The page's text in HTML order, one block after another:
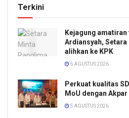
Terkini
Kejagung
Ardiansyah,
alihkan ke KPK
5 AGUSTUS 2026
Perkuat kualitas
MoU dengan Akpar
5 AGUSTUS 2026